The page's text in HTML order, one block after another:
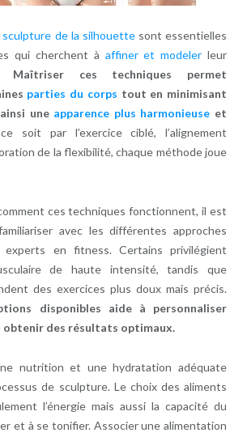
sculpture de la silhouettesont essentielles
qui cherchent à affiner et modeler leur
Maîtriser ces techniques permet
parties du corps tout en minimisant
une apparence plus harmonieuse et
soit par l’exercice ciblé, l’alignement
de la flexibilité, chaque méthode joue
ces techniques fonctionnent, il est
avec les différentes approches
en fitness. Certains privilégient
de haute intensité, tandis que
des exercices plus doux mais précis.
disponibles aide à personnaliser
des résultats optimaux.
nutrition et une hydratation adéquate
de sculpture. Le choix des aliments
l’énergie mais aussi la capacité du
et à se tonifier. Associer une alimentation